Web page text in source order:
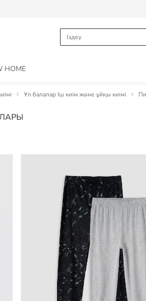
HOME
Ұл балалар Іш киім және ұйқы киімі